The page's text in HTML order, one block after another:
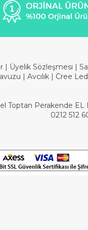
| Üyelik Sözleşmesi |
| Avcılık| Cree Led
Toptan Perakende
0212 512